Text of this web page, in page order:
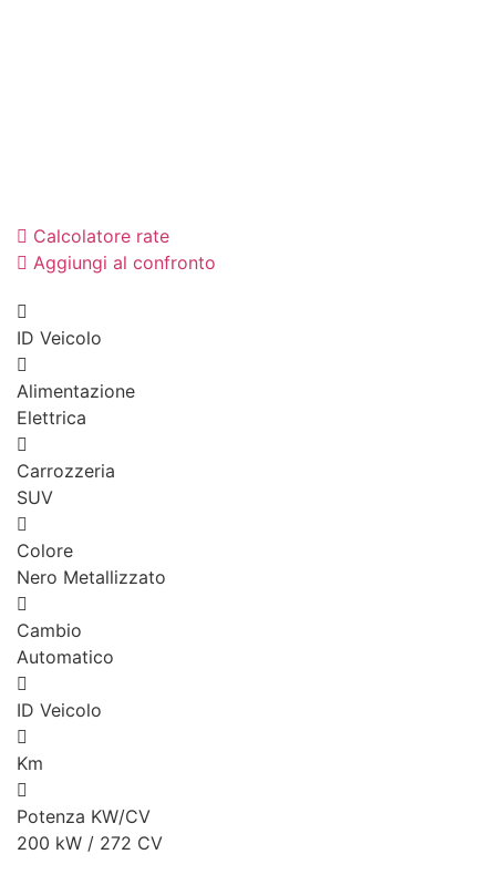
Calcolatore rate
Aggiungi al confronto
ID Veicolo
Alimentazione
Elettrica
Carrozzeria
SUV
Colore
Nero Metallizzato
Cambio
Automatico
ID Veicolo
Km
Potenza KW/CV
200 kW / 272 CV